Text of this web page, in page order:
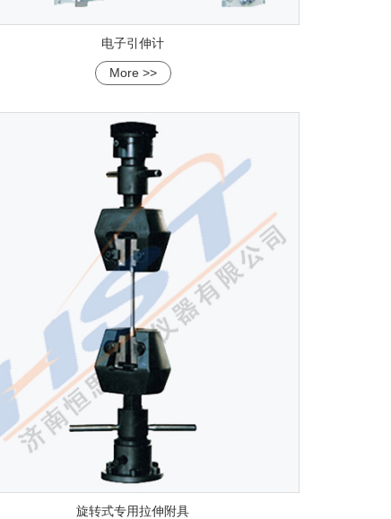
电子引伸计
More >>
旋转式专用拉伸附具